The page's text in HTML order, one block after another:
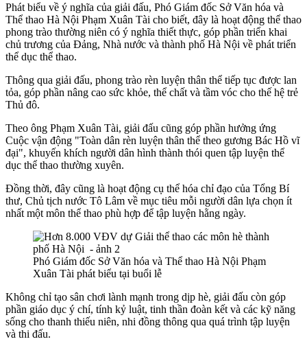
Phát biểu về ý nghĩa của giải đấu, Phó Giám đốc Sở Văn hóa và
Thể thao Hà Nội Phạm Xuân Tài cho biết, đây là hoạt động thể thao
phong trào thường niên có ý nghĩa thiết thực, góp phần triển khai
chủ trương của Đảng, Nhà nước và thành phố Hà Nội về phát triển
thể dục thể thao.
Thông qua giải đấu, phong trào rèn luyện thân thể tiếp tục được lan
tỏa, góp phần nâng cao sức khỏe, thể chất và tầm vóc cho thế hệ trẻ
Thủ đô.
Theo ông Phạm Xuân Tài, giải đấu cũng góp phần hưởng ứng
Cuộc vận động "Toàn dân rèn luyện thân thể theo gương Bác Hồ vĩ
đại", khuyến khích người dân hình thành thói quen tập luyện thể
dục thể thao thường xuyên.
Đồng thời, đây cũng là hoạt động cụ thể hóa chỉ đạo của Tổng Bí
thư, Chủ tịch nước Tô Lâm về mục tiêu mỗi người dân lựa chọn ít
nhất một môn thể thao phù hợp để tập luyện hằng ngày.
Phó Giám đốc Sở Văn hóa và Thể thao Hà Nội Phạm
Xuân Tài phát biểu tại buổi lễ
Không chỉ tạo sân chơi lành mạnh trong dịp hè, giải đấu còn góp
phần giáo dục ý chí, tính kỷ luật, tinh thần đoàn kết và các kỹ năng
sống cho thanh thiếu niên, nhi đồng thông qua quá trình tập luyện
và thi đấu.